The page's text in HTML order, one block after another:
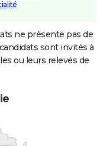
ne présente pas de
sont invités à
ou leurs relevés de